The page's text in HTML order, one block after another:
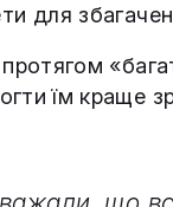
для
їм краще